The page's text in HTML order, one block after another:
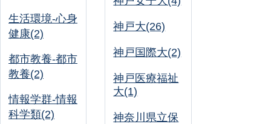
生活環境-心身
健康(2)
都市教養-都市
教養(2)
情報学群-情報
科学類(2)
神戸大(26)
神戸国際大(2)
神戸医療福祉
大(1)
神奈川県立保